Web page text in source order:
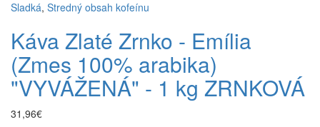
Sladká, Stredný obsah kofeínu
Káva Zlaté Zrnko - Emília
(Zmes 100% arabika)
"VYVÁŽENÁ" - 1 kg ZRNKOVÁ
31,96€